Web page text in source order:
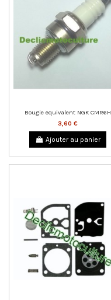
Bougie equivalent NGK CMR6H
3,60 €
Ajouter au panier